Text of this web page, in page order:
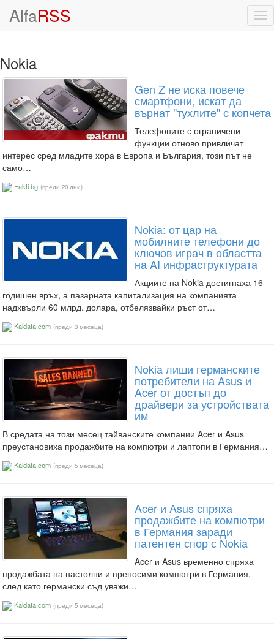
AlfaRSS
Nokia
Gen Z не иска повече
смартфони, искат да
върнат "тухлите" с копчета
Телефоните с ограничени
функции отново привличат
интерес сред младите хора в Европа и България, този път не
само…
Fakti.bg (преди 20 дни)
Nokia: от цар на
мобилните телефони до
ключов играч в областта
на AI инфраструктурата
Акциите на Nokia достигнаха 16-
годишен връх, а пазарната капитализация на компанията
надхвърли 60 млрд. долара, отбелязвайки ръст от…
Kaldata.com (преди 3 месеца)
Nokia лиши германските
потребители на Asus и
Acer от достъп до
драйвери за устройствата
им
В средата на този месец тайванските компании Acer и Asus
преустановиха продажбите на компютри и лаптопи в Германия…
Kaldata.com (преди 5 месеца)
Acer и Asus спряха
продажбите на компютри
в Германия заради
патентен спор с Nokia
Acer и Asus временно спряха
продажбата на настолни и преносими компютри в Германия,
след като германски съд уважи…
Kaldata.com (преди 5 месеца)